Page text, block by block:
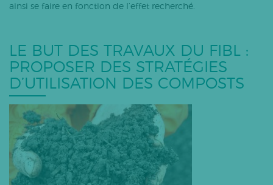
ainsi se faire en fonction de l’effet recherché.
LE BUT DES TRAVAUX DU FIBL :
PROPOSER DES STRATÉGIES
D’UTILISATION DES COMPOSTS